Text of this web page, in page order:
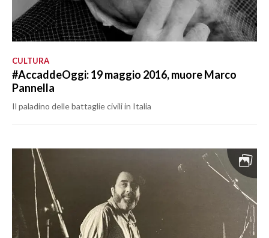
CULTURA
#AccaddeOggi: 19 maggio 2016, muore Marco
Pannella
Il paladino delle battaglie civili in Italia